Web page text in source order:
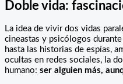
Doble vida:
La idea de vivir dos vidas
cineastas y psicólogos
hasta las historias de espías,
ocultas en redes sociales, la
humano: ser alguien más,